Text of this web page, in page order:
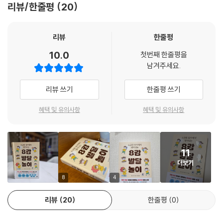
용한 공간에서 시간을 보내는 방법)들을 스스로 사용하기 시작했고, 생떼
--- 「3장 신체 지각 올리기」 중에서
우리 센터의 ‘엄마랑 아기랑’ 수업에서는 부모에게 제일 먼저 바닥에 엎드
리라고 가르친다. 바닥에 엎드린 다음, 아기와 얼굴을 마주 보고 천천히 몸
을 양옆으로 움직이라고 한다. 아기는 부모의 움직임을 눈으로 따라갈 것
이다. 아니면 좋아하는 장난감을 눈앞에서 양쪽으로 천천히 흔들어 주어도
된다. 아기들은 눈으로 장난감을 따라갈 것이다. 아기들은 단순히 고개를
다. 장난감을 다양하게 가지고 놀거나 카시트 혹은 아기 체육관에 매달린
장난감을 가지고 놀 때, 아기들의 시각 처리 기술은 발달한다. 아기가 기어
다니며 활동을 시작하면 시각 시스템에 발동이 걸릴 것이고, 걷기 시작하
면 그 시스템이 잘 작동할 것이다.
--- 「5장 또렷이 보기」 중에서
태어난 직후부터 아이가 여러 냄새를 경험하도록 돕는다면, 나중에 새로운
어떤가? 위 항목 중 2가지 이상에 체크했다면, 지금 당장 아이의 8가지 감
른으로 성장하려면 자기 자신을 조절할 줄 알아야 하는데 여기에 결정적인
사이자 이 책 《스크린 육아에서 벗어나는 8감 발달 놀이(Play 2 Progres
s)》의 저자 앨리 티크틴(Allie Ticktin) 박사는 10여 년의 연구 끝에 인간
의 5감을 비롯해 정보를 수집하고 입력하고 처리하는 데 관여하는 전정 감
각, 고유 수용성 감각, 내수용 감각이 아이의 두뇌, 신체, 정서 발달에 큰 영
향을 미친다는 것을 발견했다. 전정 감각은 아이에게 해야 하는 일, 하기 싫
마음을 진정시켜 학교 수업이나 기타 활동에 참여할 수 있도록 이끌며, 내
수용 감각은 배가 고픈지, 화장실에 가야 하는지 등 몸의 상태를 스스로 체
크해 민감도를 조절하도록 돕는다. 결과적으로 이 3가지 감각이 아이의 학
교생활, 교우 관계, 학습 성취도와 관련 깊다.
그럼 이 감각들을 발달시키려면 어떻게 해야 할까? 저자는 ‘놀이’를 제안한
다. 미국의 유명 놀이센터 ‘플레이 투 프로그레스(Play 2 Progress)’ 운
리뷰/한줄평 20
리뷰
10.0
리뷰 쓰기
혜택 및 유의사항
한줄평
첫번째 한줄평을
남겨주세요.
한줄평 쓰기
혜택 및 유의사항
8 4
11
더보기
리뷰 20 한줄평 0